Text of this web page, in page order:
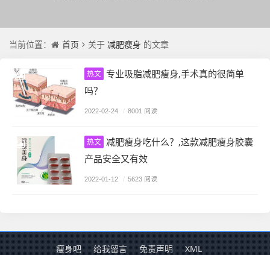
当前位置： 首页 关于 减肥瘦身 的文章
热文 专业吸脂减肥瘦身,手术真的很简单
吗？
2022-02-24 / 8001 阅读
热文 减肥瘦身吃什么？,这款减肥瘦身胶囊
产品安全又有效
2022-01-12 / 5623 阅读
瘦身吧 给我留言 免责声明 XML